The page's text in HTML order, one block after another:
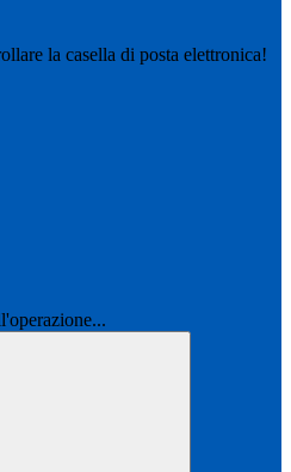
la casella di posta elettronica!